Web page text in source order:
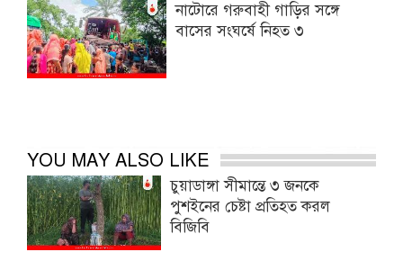
নাটোরে গরুবাহী গাড়ির সঙ্গে
বাসের সংঘর্ষে নিহত ৩
YOU MAY ALSO LIKE
চুয়াডাঙ্গা সীমান্তে ৩ জনকে
পুশইনের চেষ্টা প্রতিহত করল
বিজিবি